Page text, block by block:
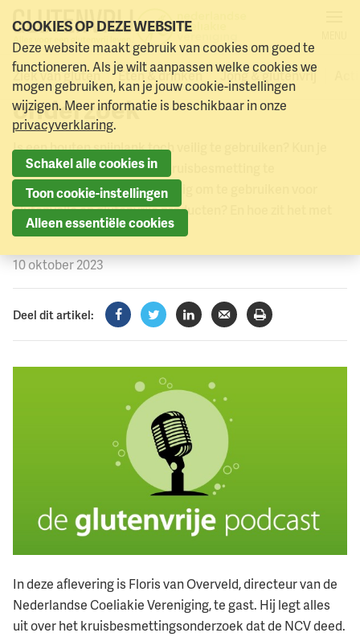
Naar menu Naar hoofdinhoud
Ziek van gluten Eten & drinken Jong & glutenvrij
Podcast: kruisbesmetting in
de keuken. Deel 1: het
onderzoek
Is een houten snijplank toch veilig te gebruiken? Kun je
een tosti-ijzer reinigen om kruisbesmetting te
voorkomen? Zijn airfryers veilig om te gebruiken voor
glutenvolle en glutenvrije producten? En hoe zit het met
frituren?
10 oktober 2023
Deel dit artikel:
Facebook
TwitterLinkedInVerzenden
Printen
In deze aflevering is Floris van Overveld, directeur van de
Nederlandse Coeliakie Vereniging, te gast. Hij legt alles
uit over het kruisbesmettingsonderzoek dat de NCV deed.
COOKIES OP DEZE WEBSITE
Deze website maakt gebruik van cookies om goed te
functioneren. Als je wilt aanpassen welke cookies we
mogen gebruiken, kan je jouw cookie-instellingen
wijzigen. Meer informatie is beschikbaar in onze
privacyverklaring.
Schakel alle cookies in
Toon cookie-instellingen
Alleen essentiële cookies